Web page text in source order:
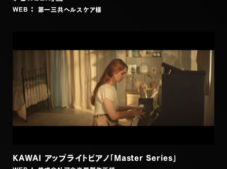
WEB 第一三共ヘルスケア様
KAWAI アップライトピアノ「Master Series」